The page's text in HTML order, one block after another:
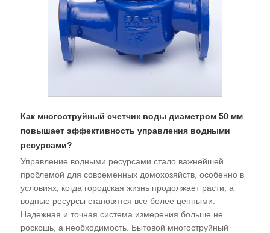
Как многоструйный счетчик воды диаметром 50 мм
повышает эффективность управления водными
ресурсами?
​Управление водными ресурсами стало важнейшей
проблемой для современных домохозяйств, особенно в
условиях, когда городская жизнь продолжает расти, а
водные ресурсы становятся все более ценными.
Надежная и точная система измерения больше не
роскошь, а необходимость. Бытовой многоструйный